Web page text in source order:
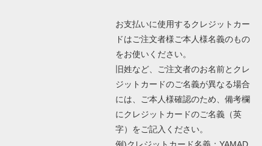
お支払いに使用するクレジットカー
ドはご注文者様ご本人様名義のもの
をお使いください。
旧姓など、ご注文者のお名前とクレ
ジットカードのご名義が異なる場合
には、ご本人様確認のため、備考欄
にクレジットカードのご名義（英
字）をご記入ください。